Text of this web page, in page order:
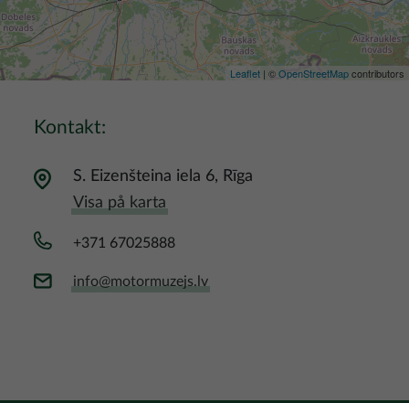
Leaflet | ©OpenStreetMapcontributors
Kontakt:
S. Eizenšteina iela 6, Rīga
Visa på karta
+371 67025888
info@motormuzejs.lv